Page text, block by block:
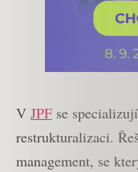
V JPF se
restrukturalizaci.
management, se